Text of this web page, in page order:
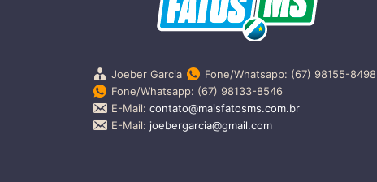
Joeber Garcia
Fone/Whatsapp: (67) 98155-8498
Fone/Whatsapp: (67) 98133-8546
E-Mail: contato@maisfatosms.com.br
E-Mail: joebergarcia@gmail.com